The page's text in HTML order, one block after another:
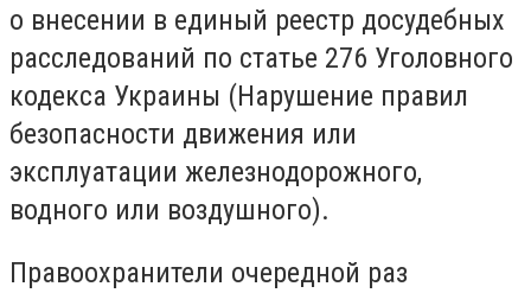
о внесении в единый реестр досудебных
расследований по статье 276 Уголовного
кодекса Украины (Нарушение правил
безопасности движения или
эксплуатации железнодорожного,
водного или воздушного).
Правоохранители очередной раз